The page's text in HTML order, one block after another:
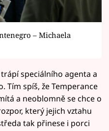
– Michaela
speciálního agenta a
Tím spíš, že Temperance
a neoblomně se chce o
který jejich vztahu
tak přinese i porci